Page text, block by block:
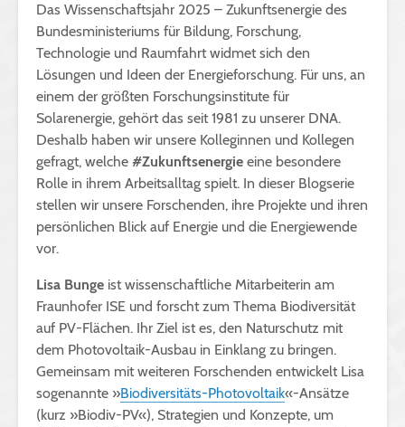
Das Wissenschaftsjahr 2025 – Zukunftsenergie des
Bundesministeriums für Bildung, Forschung,
Technologie und Raumfahrt widmet sich den
Lösungen und Ideen der Energieforschung. Für uns, an
einem der größten Forschungsinstitute für
Solarenergie, gehört das seit 1981 zu unserer DNA.
Deshalb haben wir unsere Kolleginnen und Kollegen
gefragt, welche #Zukunftsenergie eine besondere
Rolle in ihrem Arbeitsalltag spielt. In dieser Blogserie
stellen wir unsere Forschenden, ihre Projekte und ihren
persönlichen Blick auf Energie und die Energiewende
vor.
Lisa Bunge ist wissenschaftliche Mitarbeiterin am
Fraunhofer ISE und forscht zum Thema Biodiversität
auf PV-Flächen. Ihr Ziel ist es, den Naturschutz mit
dem Photovoltaik-Ausbau in Einklang zu bringen.
Gemeinsam mit weiteren Forschenden entwickelt Lisa
sogenannte »Biodiversitäts-Photovoltaik«-Ansätze
(kurz »Biodiv-PV«), Strategien und Konzepte, um